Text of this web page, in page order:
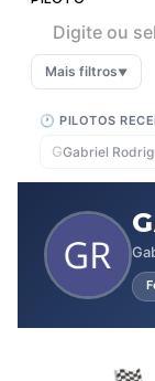
Digite ou
Mais filtros▼
🕐 PILOTOS
GGabriel